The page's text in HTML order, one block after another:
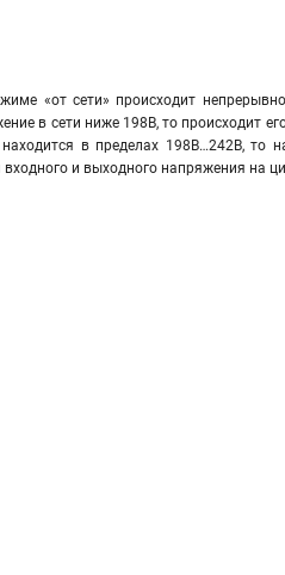
«от сети» происходит
в сети ниже 198В, то происходит
в пределах 198В…242В, то
входного и выходного напряжения на